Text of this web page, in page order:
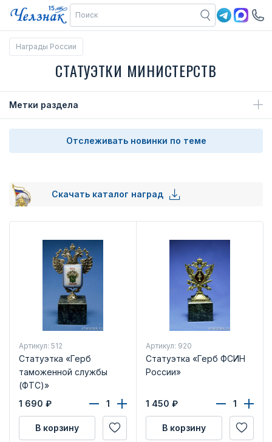
Награды России
СТАТУЭТКИ МИНИСТЕРСТВ
Метки раздела
Отслеживать новинки по теме
Скачать каталог наград
Артикул: 512
Статуэтка «Герб
таможенной службы
(ФТС)»
1 690 ₽
В корзину
Артикул: 920
Статуэтка «Герб ФСИН
России»
1 450 ₽
В корзину